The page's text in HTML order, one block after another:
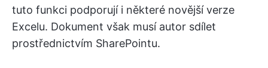
tuto funkci podporují i některé novější verze
Excelu. Dokument však musí autor sdílet
prostřednictvím SharePointu.